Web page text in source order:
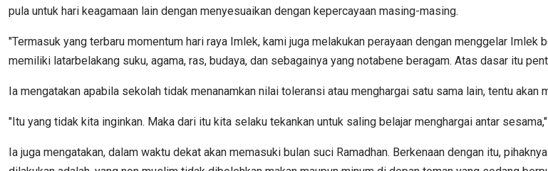
pula untuk hari keagamaan lain dengan menyesuaikan dengan kepercayaan masing-masing.
"Termasuk yang terbaru momentum hari raya Imlek, kami juga melakukan perayaan dengan menggelar
memiliki latarbelakang suku, agama, ras, budaya, dan sebagainya yang notabene beragam. Atas dasar itu
Ia mengatakan apabila sekolah tidak menanamkan nilai toleransi atau menghargai satu sama lain, tentu akan
"Itu yang tidak kita inginkan. Maka dari itu kita selaku tekankan untuk saling belajar menghargai antar
Ia juga mengatakan, dalam waktu dekat akan memasuki bulan suci Ramadhan. Berkenaan dengan itu,